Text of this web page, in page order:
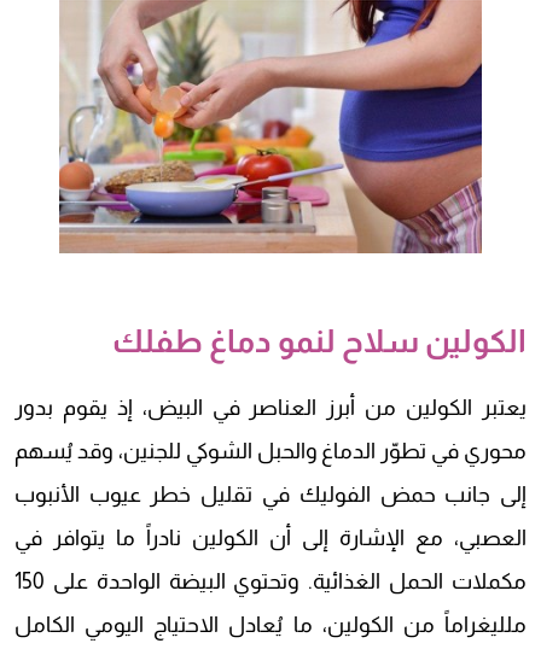
الكولين سلاح لنمو دماغ طفلك
يعتبر الكولين من أبرز العناصر في البيض، إذ يقوم بدور
محوري في تطوّر الدماغ والحبل الشوكي للجنين، وقد يُسهم
إلى جانب حمض الفوليك في تقليل خطر عيوب الأنبوب
العصبي، مع الإشارة إلى أن الكولين نادراً ما يتوافر في
مكملات الحمل الغذائية. وتحتوي البيضة الواحدة على 150
ملليغراماً من الكولين، ما يُعادل الاحتياج اليومي الكامل